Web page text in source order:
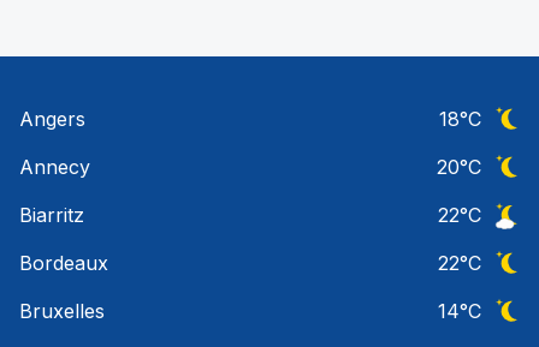
Angers 18°C
Annecy
20°C
Biarritz
22°C
Bordeaux
22°C
Bruxelles
14°C